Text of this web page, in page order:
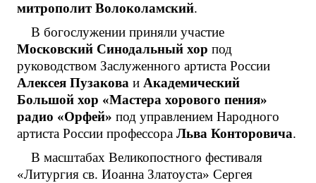
митрополит Волоколамский.
В богослужении приняли участие
Московский Синодальный хор под
руководством Заслуженного артиста России
Алексея Пузакова и Академический
Большой хор «Мастера хорового пения»
радио «Орфей» под управлением Народного
артиста России профессора Льва Конторовича.
В масштабах Великопостного фестиваля
«Литургия св. Иоанна Златоуста» Сергея